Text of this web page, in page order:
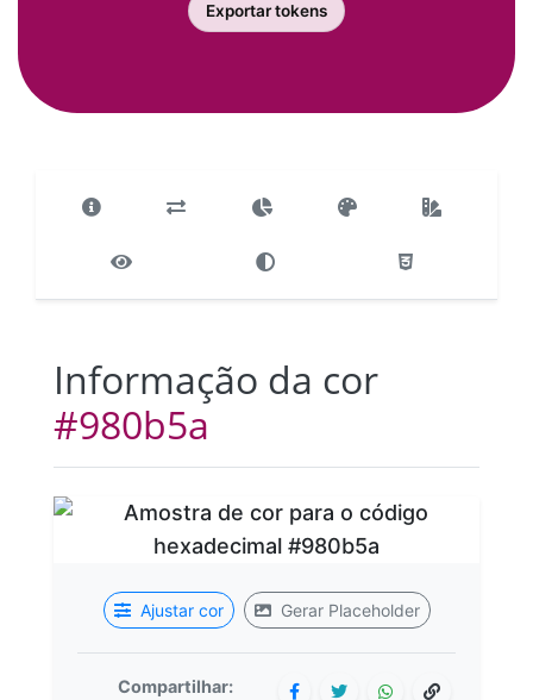
Exportar tokens
Informação da cor
#980b5a
Ajustar cor Gerar Placeholder
Compartilhar: